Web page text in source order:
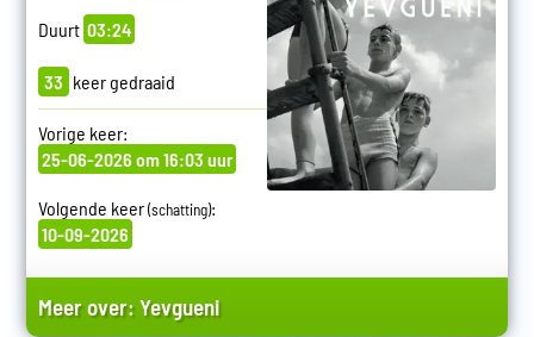
Duurt 03:24
33 keer gedraaid
Vorige keer:
25-06-2026 om 16:03 uur
Volgende keer(schatting):
10-09-2026
Meer over:Yevgueni